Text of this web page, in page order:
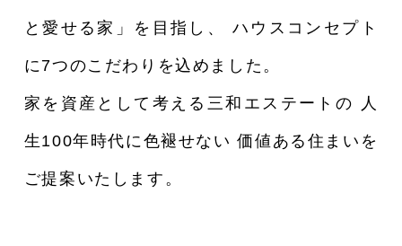
と愛せる家」を目指し、 ハウスコンセプト
に7つのこだわりを込めました。
家を資産として考える三和エステートの 人
生100年時代に色褪せない 価値ある住まいを
ご提案いたします。